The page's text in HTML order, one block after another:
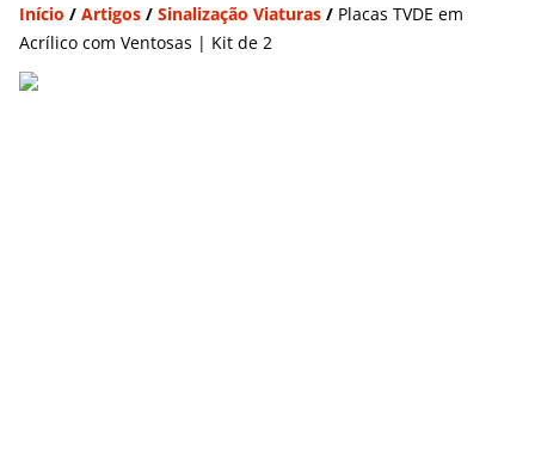
Início / Artigos / Sinalização Viaturas / Placas TVDE em
Acrílico com Ventosas | Kit de 2